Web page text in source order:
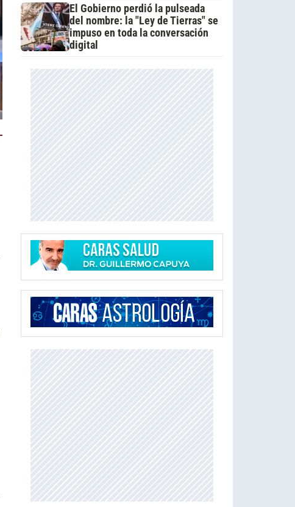
El Gobierno perdió la pulseada
del nombre: la "Ley de Tierras" se
impuso en toda la conversación
digital